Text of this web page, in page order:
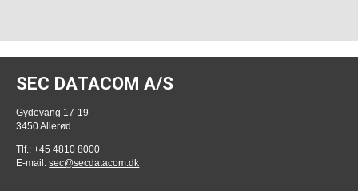
SEC DATACOM A/S
Gydevang 17-19
3450 Allerød
Tlf.: +45 4810 8000
E-mail:sec@secdatacom.dk